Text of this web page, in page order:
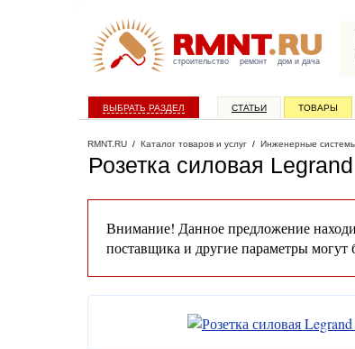
строительство ремонт дом и дача
ВЫБРАТЬ РАЗДЕЛ СТАТЬИ ТОВАРЫ
RMNT.RU / Каталог товаров и услуг / Инженерные
Розетка силовая
Внимание! Данное предложение
поставщика и другие параметры могут